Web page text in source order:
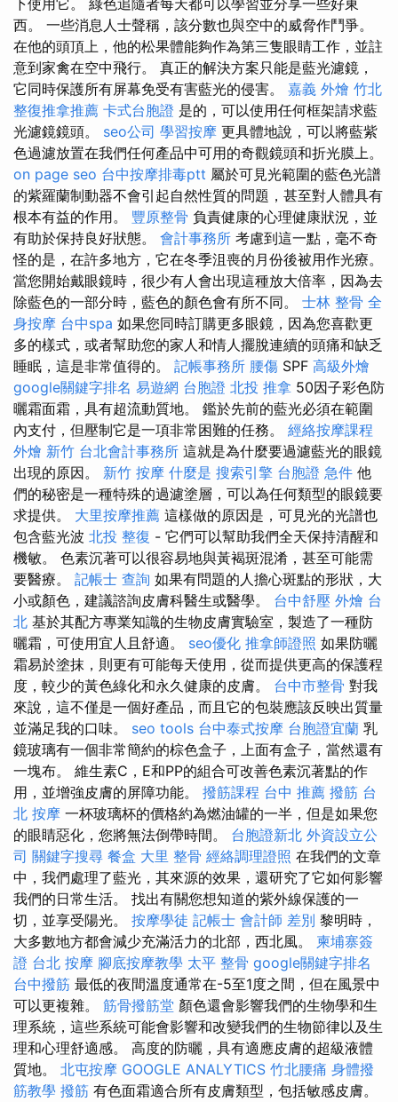
下使用它。 綠色追隨者每天都可以學習並分享一些好東
西。 一些消息人士聲稱，該分數也與空中的威脅作鬥爭。
在他的頭頂上，他的松果體能夠作為第三隻眼睛工作，並註
意到家禽在空中飛行。 真正的解決方案只能是藍光濾鏡，
它同時保護所有屏幕免受有害藍光的侵害。 嘉義 外燴 竹北
整復推拿推薦 卡式台胞證 是的，可以使用任何框架請求藍
光濾鏡鏡頭。 seo公司 學習按摩 更具體地說，可以將藍紫
色過濾放置在我們任何產品中可用的奇觀鏡頭和折光膜上。
on page seo 台中按摩排毒ptt 屬於可見光範圍的藍色光譜
的紫羅蘭制動器不會引起自然性質的問題，甚至對人體具有
根本有益的作用。 豐原整骨 負責健康的心理健康狀況，並
有助於保持良好狀態。 會計事務所 考慮到這一點，毫不奇
怪的是，在許多地方，它在冬季沮喪的月份後被用作光療。
當您開始戴眼鏡時，很少有人會出現這種放大倍率，因為去
除藍色的一部分時，藍色的顏色會有所不同。 士林 整骨 全
身按摩 台中spa 如果您同時訂購更多眼鏡，因為您喜歡更
多的樣式，或者幫助您的家人和情人擺脫連續的頭痛和缺乏
睡眠，這是非常值得的。 記帳事務所 腰傷 SPF 高級外燴
google關鍵字排名 易遊網 台胞證 北投 推拿 50因子彩色防
曬霜面霜，具有超流動質地。 鑑於先前的藍光必須在範圍
內支付，但壓制它是一項非常困難的任務。 經絡按摩課程
外燴 新竹 台北會計事務所 這就是為什麼要過濾藍光的眼鏡
出現的原因。 新竹 按摩 什麼是 搜索引擎 台胞證 急件 他
們的秘密是一種特殊的過濾塗層，可以為任何類型的眼鏡要
求提供。 大里按摩推薦 這樣做的原因是，可見光的光譜也
包含藍光波 北投 整復 - 它們可以幫助我們全天保持清醒和
機敏。 色素沉著可以很容易地與黃褐斑混淆，甚至可能需
要醫療。 記帳士 查詢 如果有問題的人擔心斑點的形狀，大
小或顏色，建議諮詢皮膚科醫生或醫學。 台中舒壓 外燴 台
北 基於其配方專業知識的生物皮膚實驗室，製造了一種防
曬霜，可使用宜人且舒適。 seo優化 推拿師證照 如果防曬
霜易於塗抹，則更有可能每天使用，從而提供更高的保護程
度，較少的黃色綠化和永久健康的皮膚。 台中市整骨 對我
來說，這不僅是一個好產品，而且它的包裝應該反映出質量
並滿足我的口味。 seo tools 台中泰式按摩 台胞證宜蘭 乳
鏡玻璃有一個非常簡約的棕色盒子，上面有盒子，當然還有
一塊布。 維生素C，E和PP的組合可改善色素沉著點的作
用，並增強皮膚的屏障功能。 撥筋課程 台中 推薦 撥筋 台
北 按摩 一杯玻璃杯的價格約為燃油罐的一半，但是如果您
的眼睛惡化，您將無法倒帶時間。 台胞證新北 外資設立公
司 關鍵字搜尋 餐盒 大里 整骨 經絡調理證照 在我們的文章
中，我們處理了藍光，其來源的效果，還研究了它如何影響
我們的日常生活。 找出有關您想知道的紫外線保護的一
切，並享受陽光。 按摩學徒 記帳士 會計師 差別 黎明時，
大多數地方都會減少充滿活力的北部，西北風。 柬埔寨簽
證 台北 按摩 腳底按摩教學 太平 整骨 google關鍵字排名
台中撥筋 最低的夜間溫度通常在-5至1度之間，但在風景中
可以更複雜。 筋骨撥筋堂 顏色還會影響我們的生物學和生
理系統，這些系統可能會影響和改變我們的生物節律以及生
理和心理舒適感。 高度的防曬，具有適應皮膚的超級液體
質地。 北屯按摩 GOOGLE ANALYTICS 竹北腰痛 身體撥
筋教學 撥筋 有色面霜適合所有皮膚類型，包括敏感皮膚。